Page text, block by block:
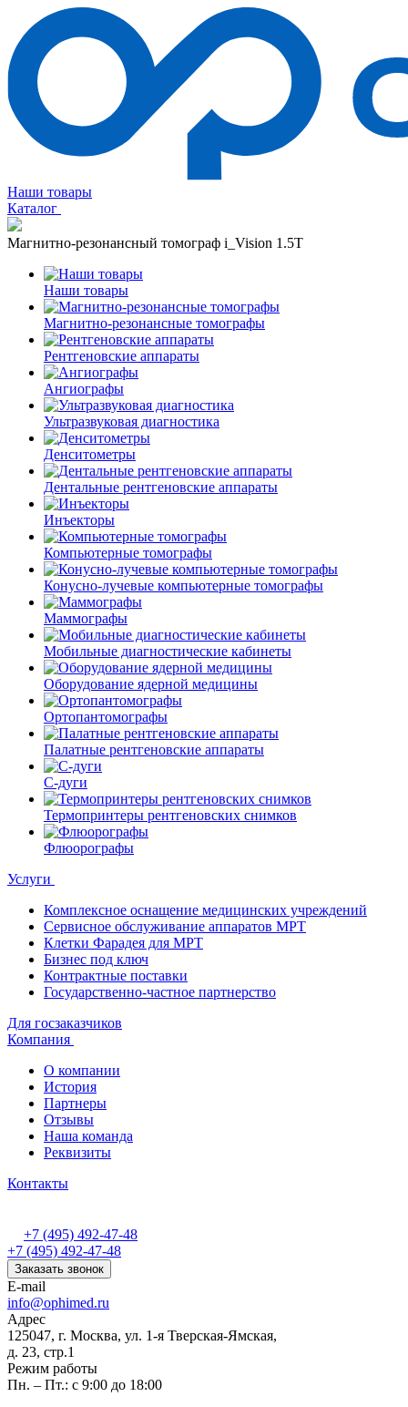
Наши товары
Каталог
Магнитно-резонансный томограф i_Vision 1.5T
Наши товары
Магнитно-резонансные томографы
Рентгеновские аппараты
Ангиографы
Ультразвуковая диагностика
Денситометры
Дентальные рентгеновские аппараты
Инъекторы
Компьютерные томографы
Конусно-лучевые компьютерные томографы
Маммографы
Мобильные диагностические кабинеты
Оборудование ядерной медицины
Ортопантомографы
Палатные рентгеновские аппараты
С-дуги
Термопринтеры рентгеновских снимков
Флюорографы
Услуги
Комплексное оснащение медицинских учреждений
Сервисное обслуживание аппаратов МРТ
Клетки Фарадея для МРТ
Бизнес под ключ
Контрактные поставки
Государственно-частное партнерство
Для госзаказчиков
Компания
О компании
История
Партнеры
Отзывы
Наша команда
Реквизиты
Контакты
+7 (495) 492-47-48
+7 (495) 492-47-48
Заказать звонок
E-mail
info@ophimed.ru
Адрес
125047, г. Москва, ул. 1-я Тверская-Ямская,
д. 23, стр.1
Режим работы
Пн. – Пт.: с 9:00 до 18:00